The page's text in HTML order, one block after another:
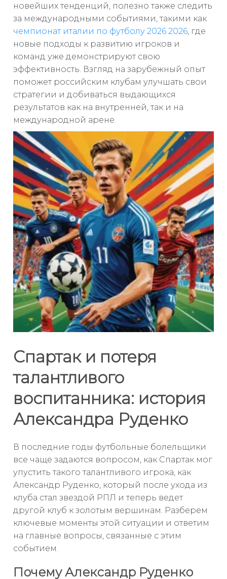
новейших тенденций, полезно также следить
за международными событиями, такими как
чемпионат италии по футболу 2026 2026 , где
новые подходы к развитию игроков и
команд уже демонстрируют свою
эффективность. Взгляд на зарубежный опыт
поможет российским клубам улучшать свои
стратегии и добиваться выдающихся
результатов как на внутренней, так и на
международной арене.
Спартак и потеря
талантливого
воспитанника: история
Александра Руденко
В последние годы футбольные болельщики
все чаще задаются вопросом, как Спартак мог
упустить такого талантливого игрока, как
Александр Руденко, который после ухода из
клуба стал звездой РПЛ и теперь ведет
другой клуб к золотым вершинам. Разберем
ключевые моменты этой ситуации и ответим
на главные вопросы, связанные с этим
событием.
Почему Александр Руденко